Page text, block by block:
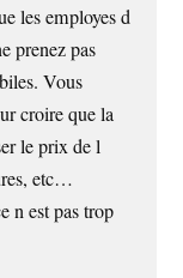
les employes d
prenez pas
Vous
croire que la
le prix de l
etc…
n est pas trop